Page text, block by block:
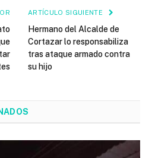
ARTÍCULO SIGUIENTE
Hermano del Alcalde de
Cortazar lo responsabiliza
tras ataque armado contra
su hijo